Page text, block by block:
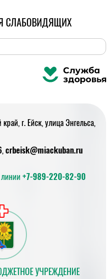
СЛАБОВИДЯЩИХ
г. Ейск, улица Энгельса,
,crbeisk@miackuban.ru
+7-989-220-82-90
УЧРЕЖДЕНИЕ